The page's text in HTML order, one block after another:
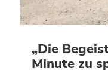
„Die
Minute zu